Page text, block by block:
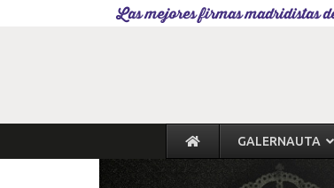
Las mejores firmas madridistas
GALERNAUTA